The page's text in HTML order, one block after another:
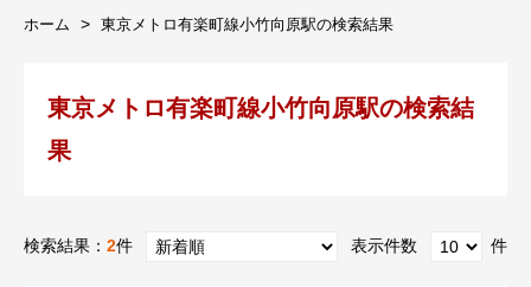
ホーム 東京メトロ有楽町線小竹向原駅の検索結果
東京メトロ有楽町線小竹向原駅の検索結
果
検索結果： 2件 表示件数 件